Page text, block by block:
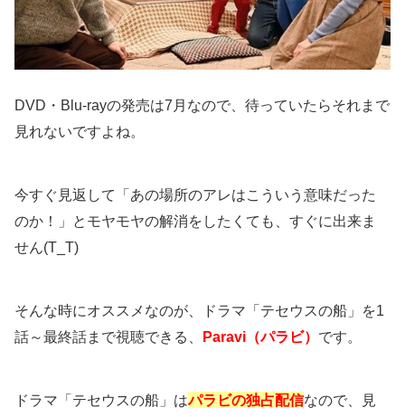
DVD・Blu-rayの発売は7月なので、待っていたらそれまで
見れないですよね。
今すぐ見返して「あの場所のアレはこういう意味だった
のか！」とモヤモヤの解消をしたくても、すぐに出来ま
せん(T_T)
そんな時にオススメなのが、ドラマ「テセウスの船」を1
話～最終話まで視聴できる、 Paravi（パラビ） です。
ドラマ「テセウスの船」はパラビの独占配信なので、見